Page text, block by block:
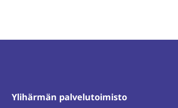
Ylihärmän palvelutoimisto